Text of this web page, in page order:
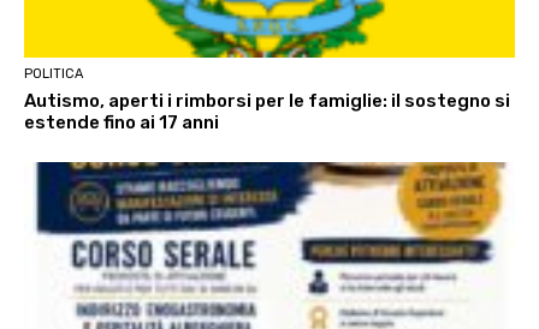
POLITICA
Autismo, aperti i rimborsi per le famiglie: il sostegno si
estende fino ai 17 anni